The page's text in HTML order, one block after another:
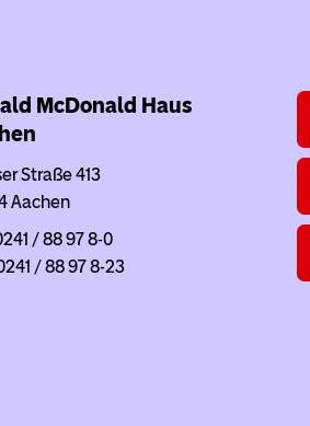
McDonald Haus
Straße 413
Aachen
/ 88 97 8-0
/ 88 97 8-23